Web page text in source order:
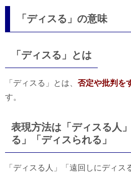
「ディスる」の意味
「ディスる」とは
「ディスる」とは、 否定や批判を
す。
表現方法は「ディスる人
る」「ディスられる」
「ディスる人」「遠回しにディス